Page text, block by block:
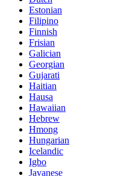
Estonian
Filipino
Finnish
Frisian
Galician
Georgian
Gujarati
Haitian
Hausa
Hawaiian
Hebrew
Hmong
Hungarian
Icelandic
Igbo
Javanese